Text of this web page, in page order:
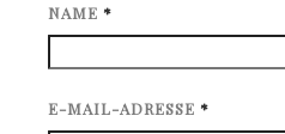
NAME *
E-MAIL-ADRESSE *